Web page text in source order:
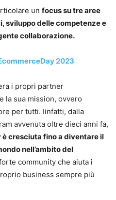
un focus su tre aree
sviluppo delle competenze e
collaborazione.
2023
i propri partner
la sua mission, ovvero
per tutti. Iinfatti, dalla
avvenuta oltre dieci anni fa,
cresciuta fino a diventare il
nell’ambito del
community che aiuta i
business sempre più